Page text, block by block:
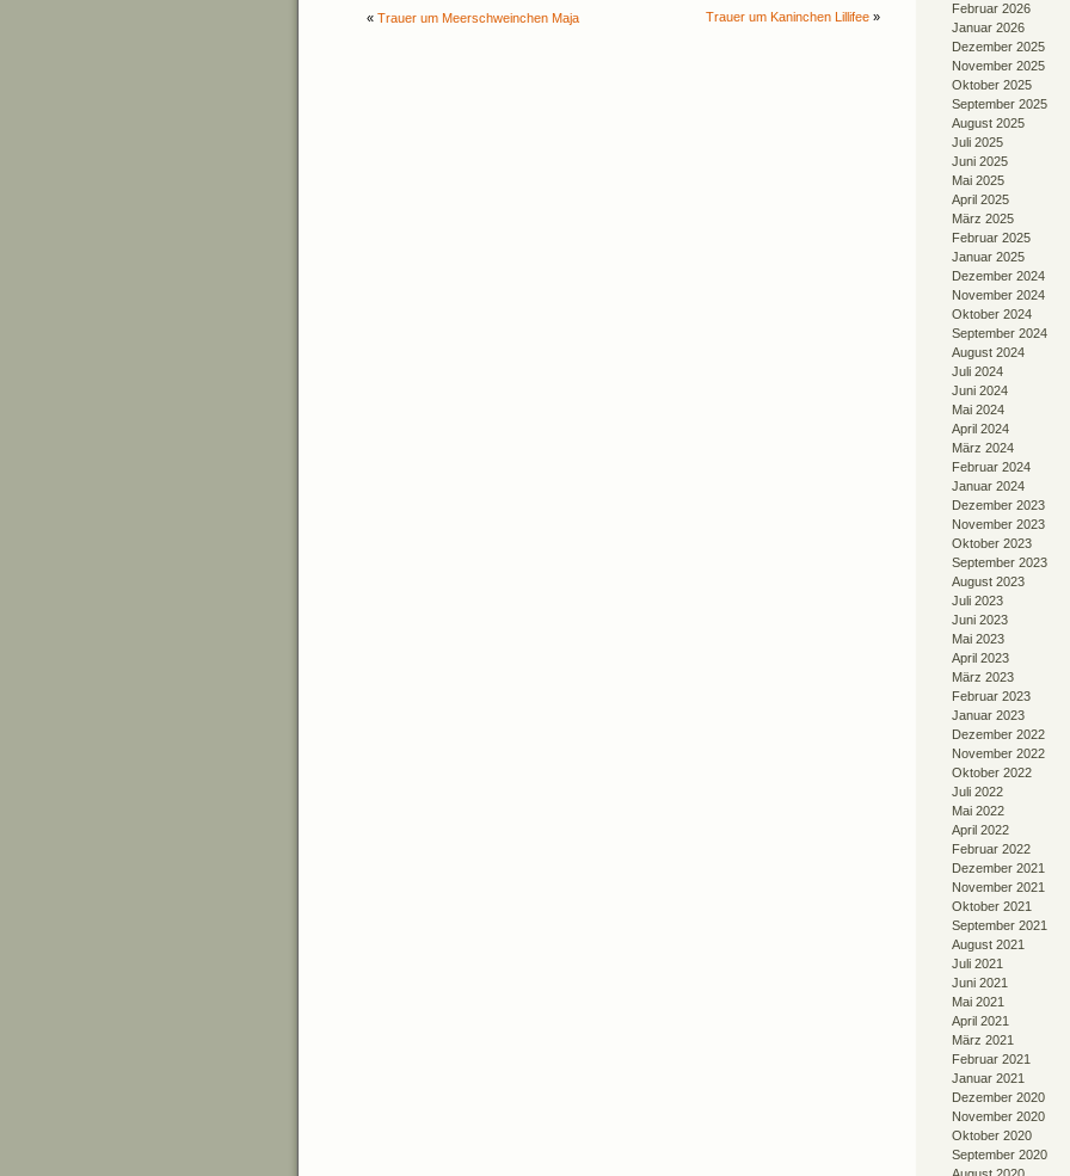
« Trauer um Meerschweinchen Maja Trauer um Kaninchen Lillifee »
Februar 2026
Januar 2026
Dezember 2025
November 2025
Oktober 2025
September 2025
August 2025
Juli 2025
Juni 2025
Mai 2025
April 2025
März 2025
Februar 2025
Januar 2025
Dezember 2024
November 2024
Oktober 2024
September 2024
August 2024
Juli 2024
Juni 2024
Mai 2024
April 2024
März 2024
Februar 2024
Januar 2024
Dezember 2023
November 2023
Oktober 2023
September 2023
August 2023
Juli 2023
Juni 2023
Mai 2023
April 2023
März 2023
Februar 2023
Januar 2023
Dezember 2022
November 2022
Oktober 2022
Juli 2022
Mai 2022
April 2022
Februar 2022
Dezember 2021
November 2021
Oktober 2021
September 2021
August 2021
Juli 2021
Juni 2021
Mai 2021
April 2021
März 2021
Februar 2021
Januar 2021
Dezember 2020
November 2020
Oktober 2020
September 2020